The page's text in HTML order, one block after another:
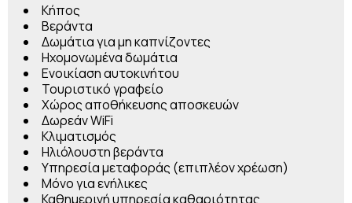
Κήπος
Βεράντα
Δωμάτια για μη καπνίζοντες
Ηχομονωμένα δωμάτια
Ενοικίαση αυτοκινήτου
Τουριστικό γραφείο
Χώρος αποθήκευσης αποσκευών
Δωρεάν WiFi
Κλιματισμός
Ηλιόλουστη βεράντα
Υπηρεσία μεταφοράς (επιπλέον χρέωση)
Μόνο για ενήλικες
Καθημερινή υπηρεσία καθαριότητας